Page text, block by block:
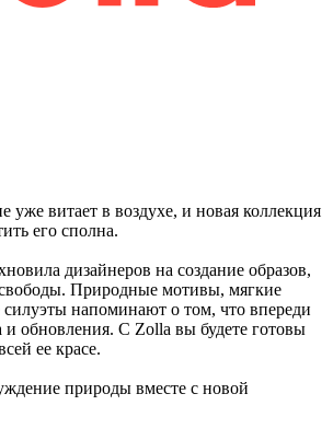
уже витает в воздухе, и новая коллекция
его сполна.
дизайнеров на создание образов,
Природные мотивы, мягкие
силуэты напоминают о том, что впереди
и обновления. С Zolla вы будете готовы
ее красе.
природы вместе с новой